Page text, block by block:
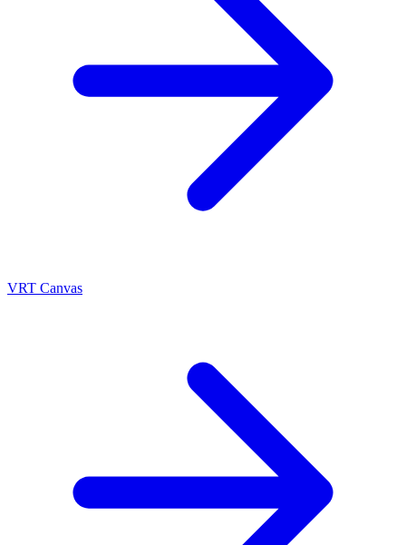
VRT Canvas